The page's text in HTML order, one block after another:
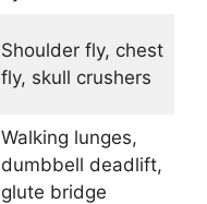
Shoulder fly, chest
fly, skull crushers
Walking lunges,
dumbbell deadlift,
glute bridge